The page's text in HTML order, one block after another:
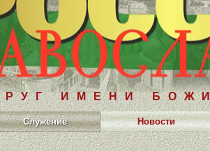
ИМЕНИ
Служение Новости